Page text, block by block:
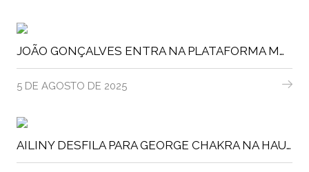
JOÃO GONÇALVES ENTRA NA PLATAFORMA MODELS.COM
5 DE AGOSTO DE 2025
AILINY DESFILA PARA GEORGE CHAKRA NA HAUTE COUTURE DE PARIS